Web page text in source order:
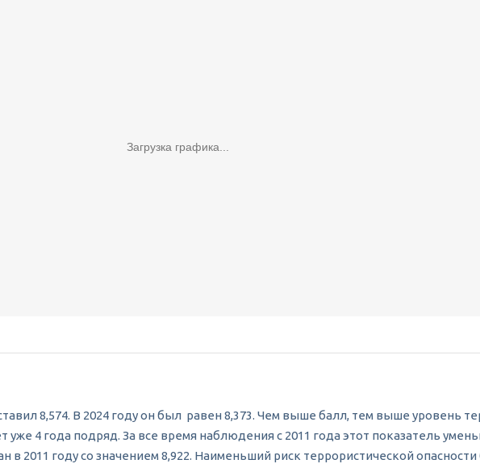
Загрузка графика...
8,574. В 2024 году он был равен 8,373. Чем выше балл, тем выше уровень
уже 4 года подряд. За все время наблюдения с 2011 года этот показатель
2011 году со значением 8,922. Наименьший риск террористической опасности